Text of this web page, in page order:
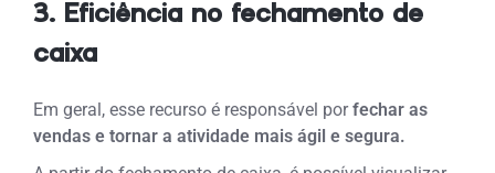
3. Eficiência no fechamento de
caixa
Em geral, esse recurso é responsável porfechar as
vendas e tornar a atividade mais ágil e segura.